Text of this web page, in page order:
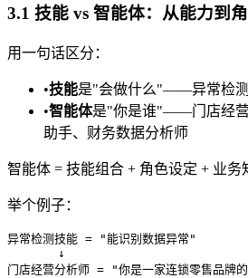
3.1 技能 vs 智能体：从能力到
用一句话区分：
•技能是"会做什么"——异常检
•智能体是"你是谁"——门店经
助手、财务数据分析师
智能体 = 技能组合 + 角色设定 + 业务
举个例子：
异常检测技能 = "能识别数据异常"
       ↓
门店经营分析师 = "你是一家连锁零售品牌